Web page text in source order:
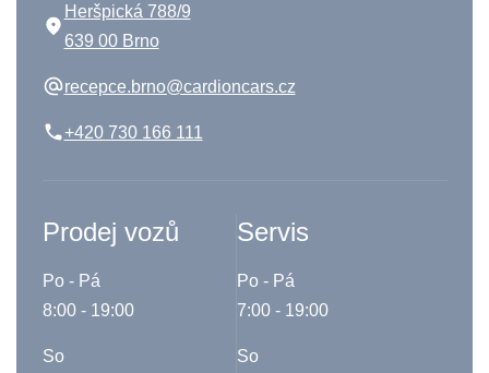
Heršpická 788/9
639 00 Brno
recepce.brno@cardioncars.cz
+420 730 166 111
Prodej vozů
Po - Pá
8:00 - 19:00
So
Servis
Po - Pá
7:00 - 19:00
So